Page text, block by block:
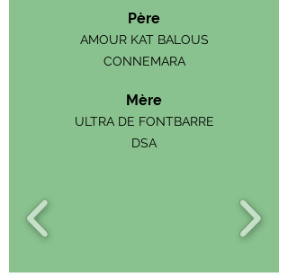
Père
AMOUR KAT BALOUS
CONNEMARA
Mère
ULTRA DE FONTBARRE
DSA